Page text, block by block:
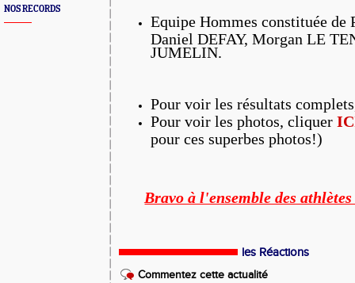
NOS RECORDS
Equipe Hommes constituée de
Daniel DEFAY, Morgan LE
JUMELIN.
Pour voir les résultats
Pour voir les photos, cliquer
pour ces superbes photos!)
Bravo à l'ensemble des athlètes
les Réactions
Commentez cette actualité